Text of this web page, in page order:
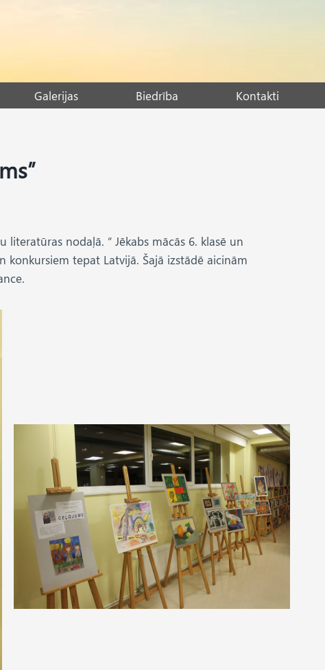
Galerijas Biedrība Kontakti
nodaļā. ” Jēkabs mācās 6. klasē un
tepat Latvijā. Šajā izstādē aicinām